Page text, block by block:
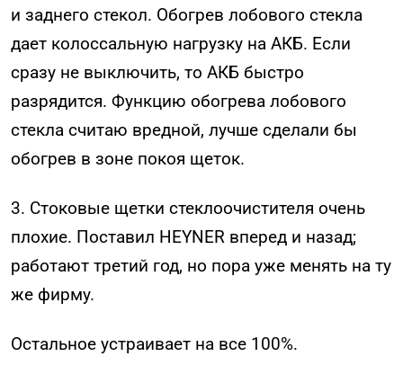
и заднего стекол. Обогрев лобового стекла
дает колоссальную нагрузку на АКБ. Если
сразу не выключить, то АКБ быстро
разрядится. Функцию обогрева лобового
стекла считаю вредной, лучше сделали бы
обогрев в зоне покоя щеток.
3. Стоковые щетки стеклоочистителя очень
плохие. Поставил HEYNER вперед и назад;
работают третий год, но пора уже менять на ту
же фирму.
Остальное устраивает на все 100%.